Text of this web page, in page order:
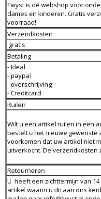
Twyst is dé webshop voor
dames en kinderen. Gratis
voorraad!
Verzendkosten
gratis
Betaling
- Ideal
- paypal
- overschrijving
- Creditcard
Ruilen
Wilt u een artikel ruilen in een
bestelt u het nieuwe gewenste
voorkomen dat uw artikel niet
uitverkocht. De verzendkosten
Retourneren
U heeft een zichttermijn van
artikel waarin u dit aan ons